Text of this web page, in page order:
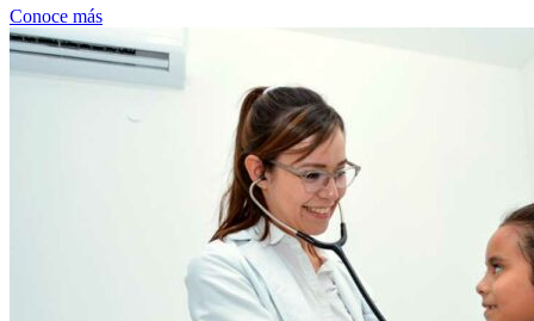
Conoce más